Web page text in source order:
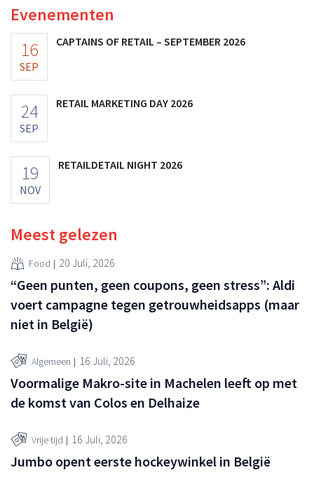
Evenementen
16
SEP
CAPTAINS OF RETAIL – SEPTEMBER 2026
24
SEP
RETAIL MARKETING DAY 2026
19
NOV
RETAILDETAIL NIGHT 2026
Meest gelezen
Food 20 Juli, 2026
“Geen punten, geen coupons, geen stress”: Aldi
voert campagne tegen getrouwheidsapps (maar
niet in België)
Algemeen 16 Juli, 2026
Voormalige Makro-site in Machelen leeft op met
de komst van Colos en Delhaize
Vrije tijd 16 Juli, 2026
Jumbo opent eerste hockeywinkel in België